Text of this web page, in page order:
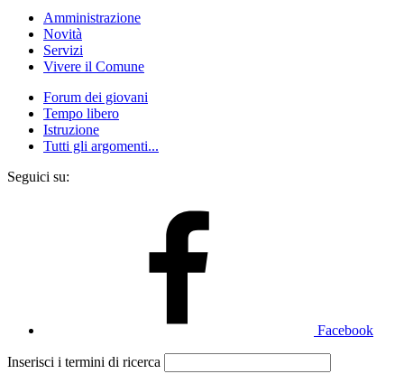
Amministrazione
Novità
Servizi
Vivere il Comune
Forum dei giovani
Tempo libero
Istruzione
Tutti gli argomenti...
Seguici su:
Facebook
Inserisci i termini di ricerca